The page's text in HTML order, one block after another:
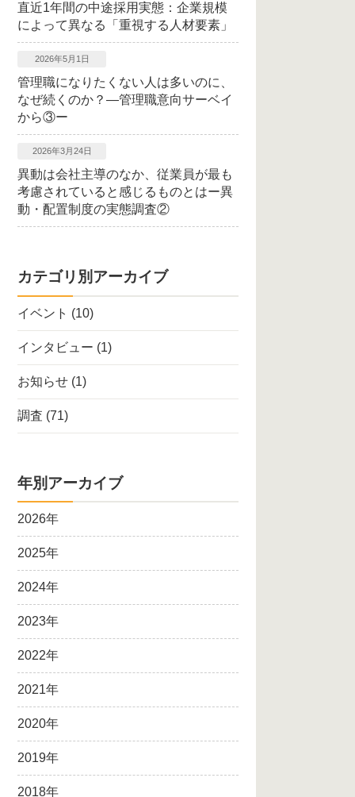
直近1年間の中途採用実態：企業規模
によって異なる「重視する人材要素」
2026年5月1日
管理職になりたくない人は多いのに、
なぜ続くのか？―管理職意向サーベイ
から③ー
2026年3月24日
異動は会社主導のなか、従業員が最も
考慮されていると感じるものとはー異
動・配置制度の実態調査②
カテゴリ別アーカイブ
イベント (10)
インタビュー (1)
お知らせ (1)
調査 (71)
年別アーカイブ
2026年
2025年
2024年
2023年
2022年
2021年
2020年
2019年
2018年